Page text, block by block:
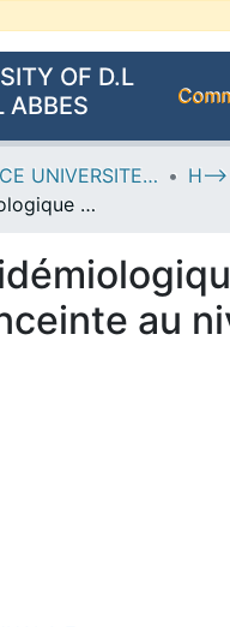
OF D.L
ABBES
--> DSPACE UNIVERSITE DJILALLI LIABES DE SIDI BEL ABBES
Etude épidémiologique sur l’effet du régime alimentaire sur la santé de la femme enceinte au niveau de la Maternité de la Wilaya de Sidi Bel Abbès.
au